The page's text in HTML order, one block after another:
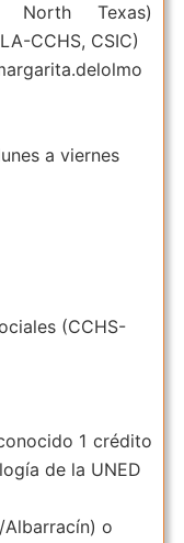
North Texas)
CCHS, CSIC)
a viernes
(CCHS-
1 crédito
de la UNED
o